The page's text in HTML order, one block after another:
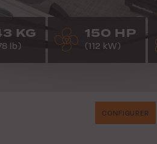
KG
lb)
150 HP
(112 kW)
CONFIGURER